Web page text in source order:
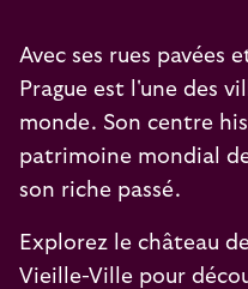
Avec ses rues pavées
Prague est l'une des
monde. Son centre
patrimoine mondial
son riche passé.
Explorez le château
Vieille-Ville pour